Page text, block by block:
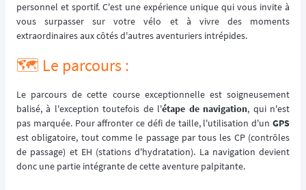
personnel et sportif. C'est une expérience unique qui vous invite à
vous surpasser sur votre vélo et à vivre des moments
extraordinaires aux côtés d'autres aventuriers intrépides.
🗺️ Le parcours :
Le parcours de cette course exceptionnelle est soigneusement
balisé, à l'exception toutefois de l'étape de navigation, qui n'est
pas marquée. Pour affronter ce défi de taille, l'utilisation d'un GPS
est obligatoire, tout comme le passage par tous les CP (contrôles
de passage) et EH (stations d'hydratation). La navigation devient
donc une partie intégrante de cette aventure palpitante.